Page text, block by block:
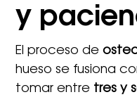
y
El proceso de
hueso se fusiona
tomar entre tres y